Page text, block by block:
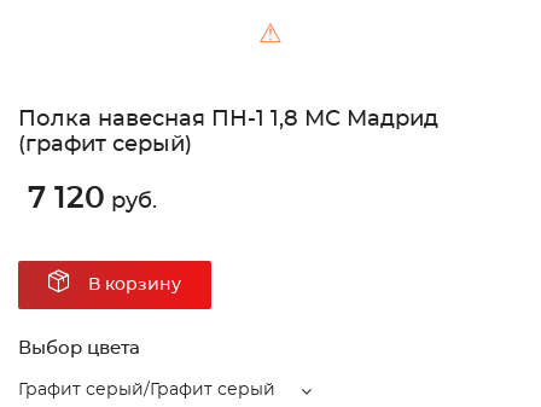
⚠
Полка навесная ПН-1 1,8 МС Мадрид
(графит серый)
7 120 руб.
В корзину
Выбор цвета
Графит серый/Графит серый